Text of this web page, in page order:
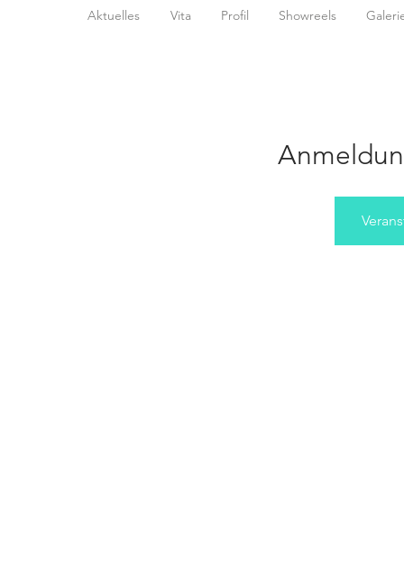
Aktuelles Vita Profil Showreels